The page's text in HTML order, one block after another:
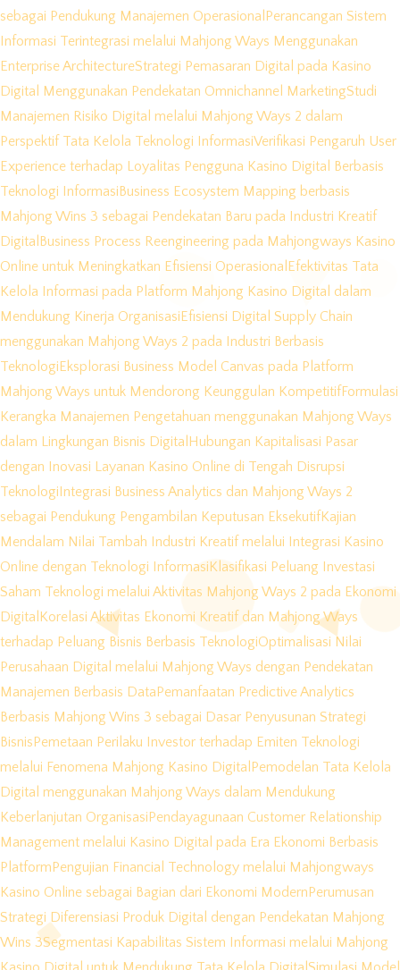
sebagai Pendukung Manajemen Operasional Perancangan Sistem
Informasi Terintegrasi melalui Mahjong Ways Menggunakan
Enterprise ArchitectureStrategi Pemasaran Digital pada Kasino
Digital Menggunakan Pendekatan Omnichannel MarketingStudi
Manajemen Risiko Digital melalui Mahjong Ways 2 dalam
Perspektif Tata Kelola Teknologi InformasiVerifikasi Pengaruh User
Experience terhadap Loyalitas Pengguna Kasino Digital Berbasis
Teknologi InformasiBusiness Ecosystem Mapping berbasis
Mahjong Wins 3 sebagai Pendekatan Baru pada Industri Kreatif
Digital Business Process Reengineering pada Mahjongways Kasino
Online untuk Meningkatkan Efisiensi Operasional Efektivitas Tata
Kelola Informasi pada Platform Mahjong Kasino Digital dalam
Mendukung Kinerja OrganisasiEfisiensi Digital Supply Chain
menggunakan Mahjong Ways 2 pada Industri Berbasis
TeknologiEksplorasi Business Model Canvas pada Platform
Mahjong Ways untuk Mendorong Keunggulan KompetitifFormulasi
Kerangka Manajemen Pengetahuan menggunakan Mahjong Ways
dalam Lingkungan Bisnis Digital Hubungan Kapitalisasi Pasar
dengan Inovasi Layanan Kasino Online di Tengah Disrupsi
TeknologiIntegrasi Business Analytics dan Mahjong Ways 2
sebagai Pendukung Pengambilan Keputusan EksekutifKajian
Mendalam Nilai Tambah Industri Kreatif melalui Integrasi Kasino
Online dengan Teknologi InformasiKlasifikasi Peluang Investasi
Saham Teknologi melalui Aktivitas Mahjong Ways 2 pada Ekonomi
Digital Korelasi Aktivitas Ekonomi Kreatif dan Mahjong Ways
terhadap Peluang Bisnis Berbasis TeknologiOptimalisasi Nilai
Perusahaan Digital melalui Mahjong Ways dengan Pendekatan
Manajemen Berbasis DataPemanfaatan Predictive Analytics
Berbasis Mahjong Wins 3 sebagai Dasar Penyusunan Strategi
BisnisPemetaan Perilaku Investor terhadap Emiten Teknologi
melalui Fenomena Mahjong Kasino Digital Pemodelan Tata Kelola
Digital menggunakan Mahjong Ways dalam Mendukung
Keberlanjutan OrganisasiPendayagunaan Customer Relationship
Management melalui Kasino Digital pada Era Ekonomi Berbasis
PlatformPengujian Financial Technology melalui Mahjongways
Kasino Online sebagai Bagian dari Ekonomi ModernPerumusan
Strategi Diferensiasi Produk Digital dengan Pendekatan Mahjong
Wins 3Segmentasi Kapabilitas Sistem Informasi melalui Mahjong